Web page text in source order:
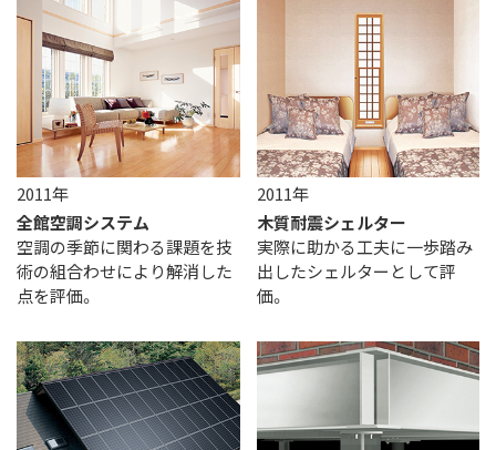
2011年
全館空調システム
空調の季節に関わる課題を技
術の組合わせにより解消した
点を評価。
2011年
木質耐震シェルター
実際に助かる工夫に一歩踏み
出したシェルターとして評
価。